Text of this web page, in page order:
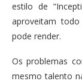
estilo de
aproveitam
pode render.
Os problemas
mesmo talento